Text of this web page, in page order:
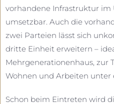
vorhandene Infrastruktur im
umsetzbar. Auch die
zwei Parteien lässt sich
dritte Einheit erweitern –
Mehrgenerationenhaus, zur
Wohnen und Arbeiten unter
Schon beim Eintreten wird